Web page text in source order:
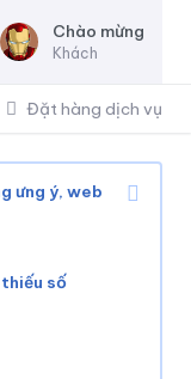
Chào mừng
Khách
Đặt hàng dịch vụ
ưng ý, web
số